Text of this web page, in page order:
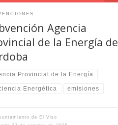
Agencia
de la Energía de
Provincial de la Energía
Energética emisiones
de El Viso